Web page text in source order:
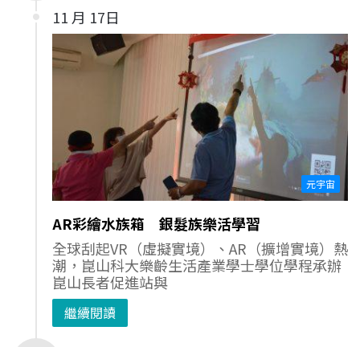
11 月 17日
元宇宙
AR彩繪水族箱 銀髮族樂活學習
全球刮起VR（虛擬實境）、AR（擴增實境）熱
潮，崑山科大樂齡生活產業學士學位學程承辦
崑山長者促進站與
繼續閱讀